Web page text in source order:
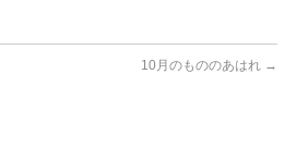
10月のもののあはれ →